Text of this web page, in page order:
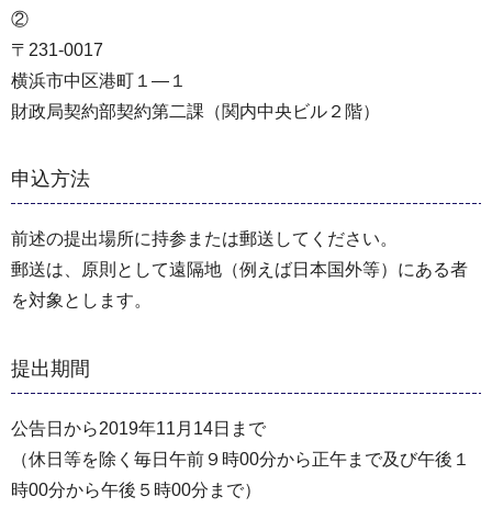
②
〒231-0017
横浜市中区港町１―１
財政局契約部契約第二課（関内中央ビル２階）
申込方法
前述の提出場所に持参または郵送してください。
郵送は、原則として遠隔地（例えば日本国外等）にある者
を対象とします。
提出期間
公告日から2019年11月14日まで
（休日等を除く毎日午前９時00分から正午まで及び午後１
時00分から午後５時00分まで）